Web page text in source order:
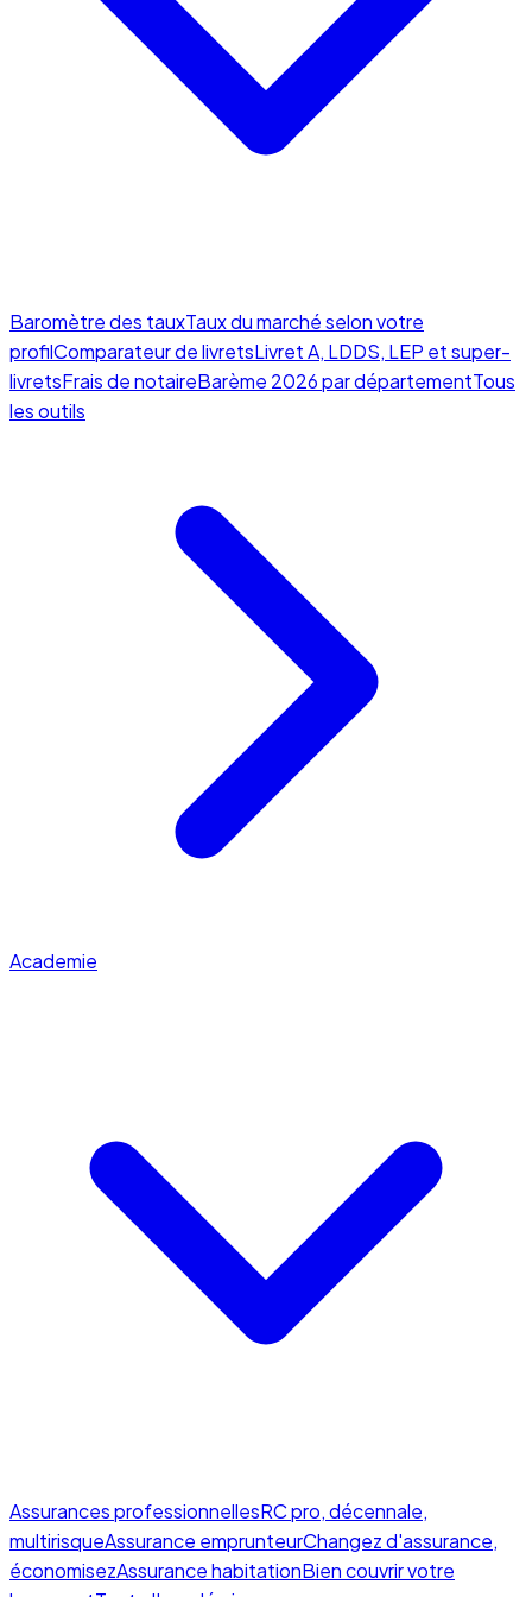
Baromètre des tauxTaux du marché selon votre
profilComparateur de livretsLivret A, LDDS, LEP et super-
livretsFrais de notaireBarème 2026 par départementTous
les outils
Academie
Assurances professionnellesRC pro, décennale,
multirisqueAssurance emprunteurChangez d'assurance,
économisezAssurance habitationBien couvrir votre